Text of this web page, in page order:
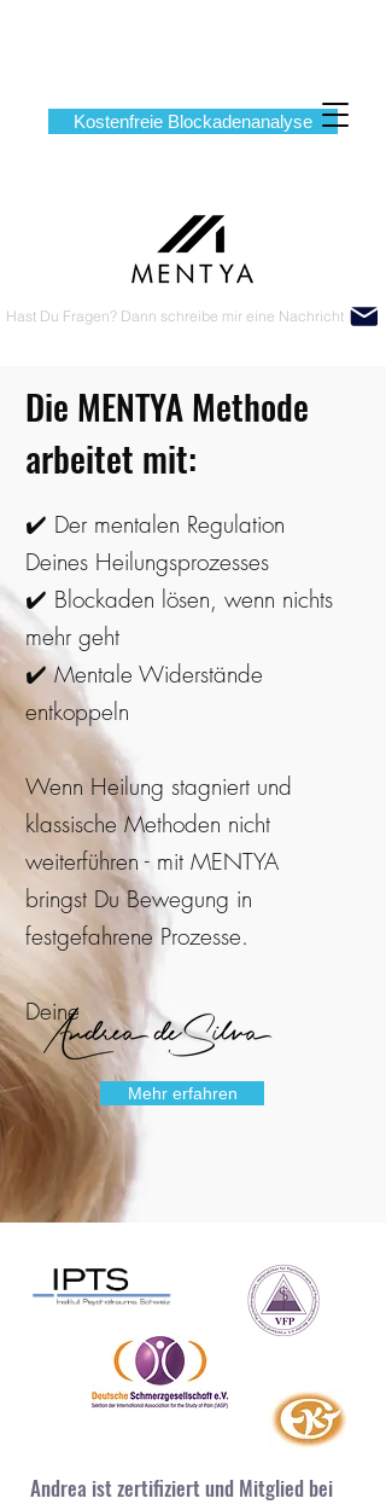
Kostenfreie Blockadenanalyse
Hast Du Fragen? Dann schreibe mir eine Nachricht
Die MENTYA Methode
arbeitet mit:
✔️ Der mentalen Regulation
Deines Heilungsprozesses
✔️ Blockaden lösen, wenn nichts
mehr geht
✔️ Mentale Widerstände
entkoppeln
Wenn Heilung stagniert und
klassische Methoden nicht
weiterführen - mit MENTYA
bringst Du Bewegung in
festgefahrene Prozesse.
Deine
Mehr erfahren
Andrea ist zertifiziert und Mitglied bei